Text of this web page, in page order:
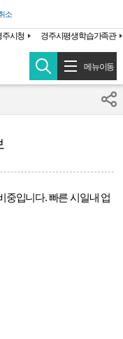
주시청 경주시평생학습가족관
소
메뉴이동